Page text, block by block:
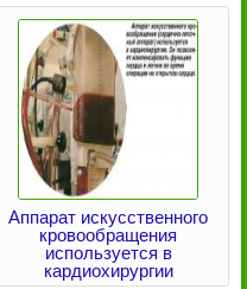
Аппарат искусственного
кровообращения
используется в
кардиохирургии